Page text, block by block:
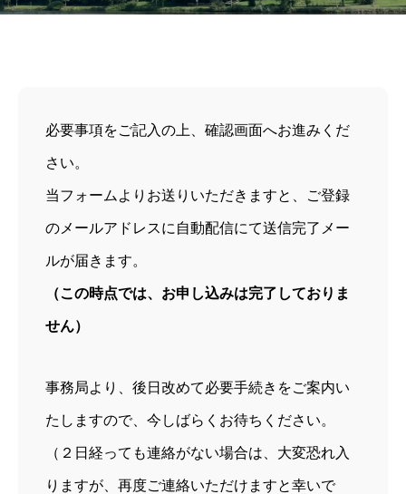
必要事項をご記入の上、確認画面へお進みくだ
さい。
当フォームよりお送りいただきますと、ご登録
のメールアドレスに自動配信にて送信完了メー
ルが届きます。
（この時点では、お申し込みは完了しておりま
せん）
事務局より、後日改めて必要手続きをご案内い
たしますので、今しばらくお待ちください。
（２日経っても連絡がない場合は、大変恐れ入
りますが、再度ご連絡いただけますと幸いで